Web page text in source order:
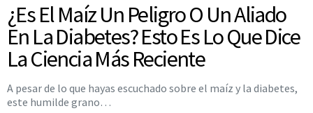
¿Es El Maíz Un Peligro O Un Aliado
En La Diabetes? Esto Es Lo Que Dice
La Ciencia Más Reciente
A pesar de lo que hayas escuchado sobre el maíz y la diabetes,
este humilde grano…